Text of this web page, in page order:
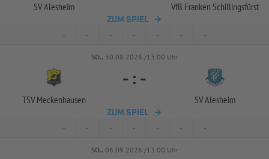
SV Alesheim VfB Franken Schillingsfürst
ZUM SPIEL
- - - - - - -
SO.. 30.08.2026 /13:00 Uhr
TSV Meckenhausen
- : -
SV Alesheim
ZUM SPIEL
- - - - - - -
SO.. 06.09.2026 /13:00 Uhr